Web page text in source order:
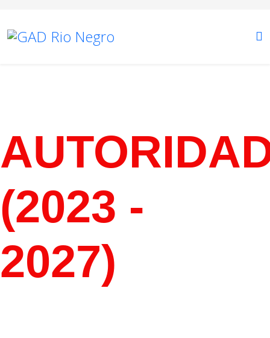
(2023 -
2027)